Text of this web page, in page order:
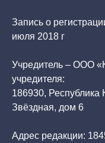
Запись о
июля 2018 г
Учредитель – ООО
учредителя:
186930, Республика
Звёздная, дом 6
Адрес редакции: